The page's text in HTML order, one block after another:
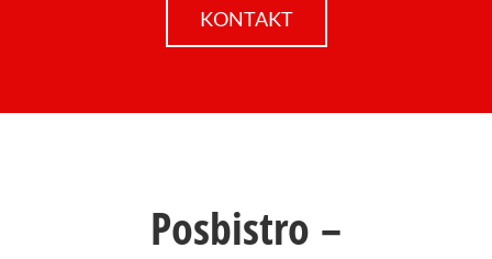
KONTAKT
Posbistro –